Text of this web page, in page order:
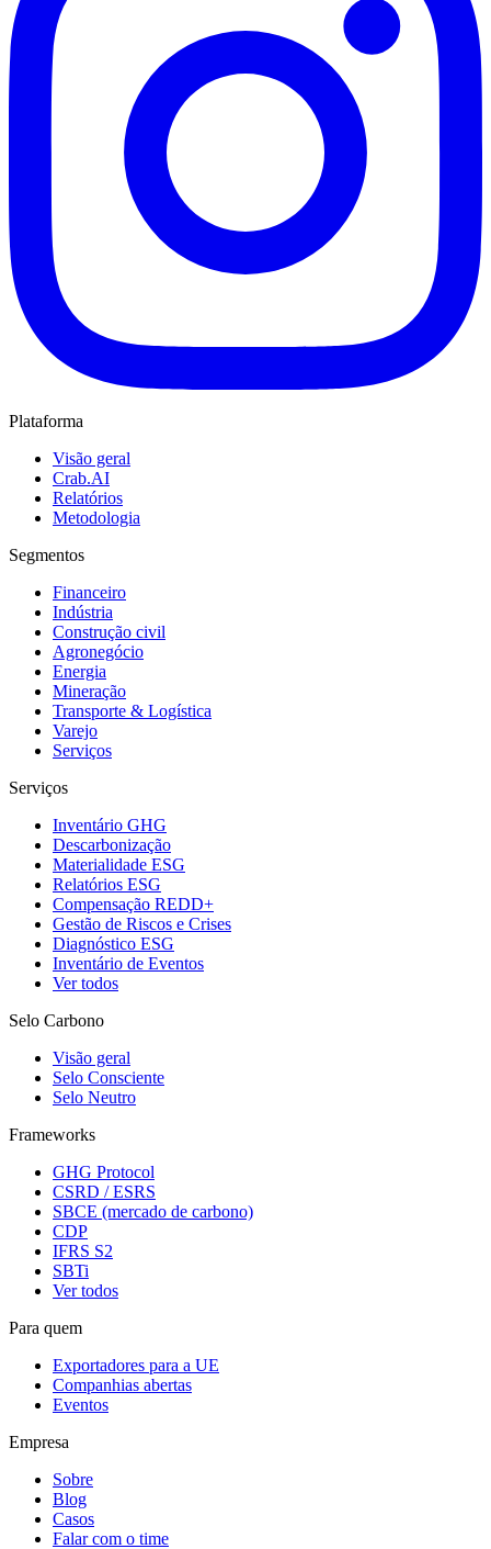
Plataforma
Visão geral
Crab.AI
Relatórios
Metodologia
Segmentos
Financeiro
Indústria
Construção civil
Agronegócio
Energia
Mineração
Transporte & Logística
Varejo
Serviços
Serviços
Inventário GHG
Descarbonização
Materialidade ESG
Relatórios ESG
Compensação REDD+
Gestão de Riscos e Crises
Diagnóstico ESG
Inventário de Eventos
Ver todos
Selo Carbono
Visão geral
Selo Consciente
Selo Neutro
Frameworks
GHG Protocol
CSRD / ESRS
SBCE (mercado de carbono)
CDP
IFRS S2
SBTi
Ver todos
Para quem
Exportadores para a UE
Companhias abertas
Eventos
Empresa
Sobre
Blog
Casos
Falar com o time